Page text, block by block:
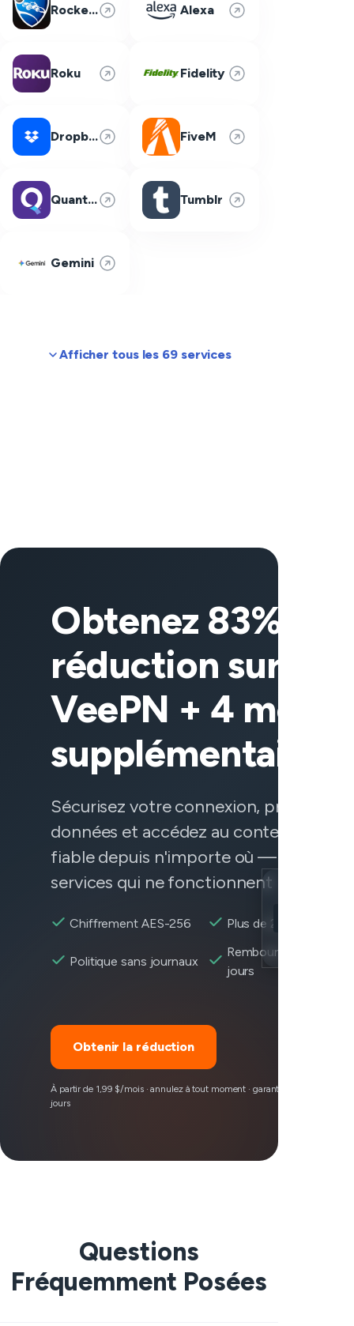
Rocket League Alexa
Roku Fidelity
Dropbox FiveM
Quantum Fiber Tumblr
Gemini
Afficher tous les 69 services
Obtenez 83% de
réduction sur
VeePN + 4 mois
supplémentaires
Sécurisez votre connexion, protégez
données et accédez au contenu de
fiable depuis n'importe où — y
services qui ne fonctionnent pas bien.
Chiffrement AES-256 Plus de 2 600+
Politique sans journaux
Remboursement
jours
Obtenir la réduction
À partir de 1,99 $/mois · annulez à tout moment · garantie de
jours
Questions
Fréquemment Posées